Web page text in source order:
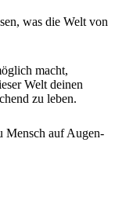
was die Welt von
macht,
Welt deinen
zu leben.
Mensch auf Augen-